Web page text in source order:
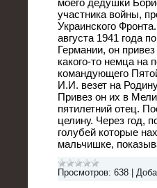
участника войны,
Украинского
августа 1941 года
Германии, он
какого-то немца на
командующего
И.И. везет на
Привез он их в
пятилетний отец.
целину. Через год,
голубей которые
мальчишке,
Просмотров: 638